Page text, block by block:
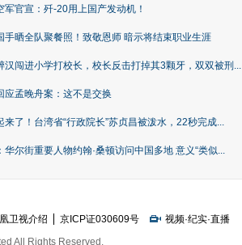
军官宣：歼-20用上国产发动机！
手晒全队聚餐照！致敬恩师 暗示将结束职业生涯
汉闯进小学打校长，校长反击打掉其3颗牙，双双被刑...
应孟晚舟案：这不是交换
来了！台湾省“行政院长”苏贞昌被泼水，22秒完成...
华尔街重要人物约翰·桑顿访问中国多地 意义“类似...
卫视介绍 京ICP证030609号 视频·纪实·直播
All Rights Reserved.